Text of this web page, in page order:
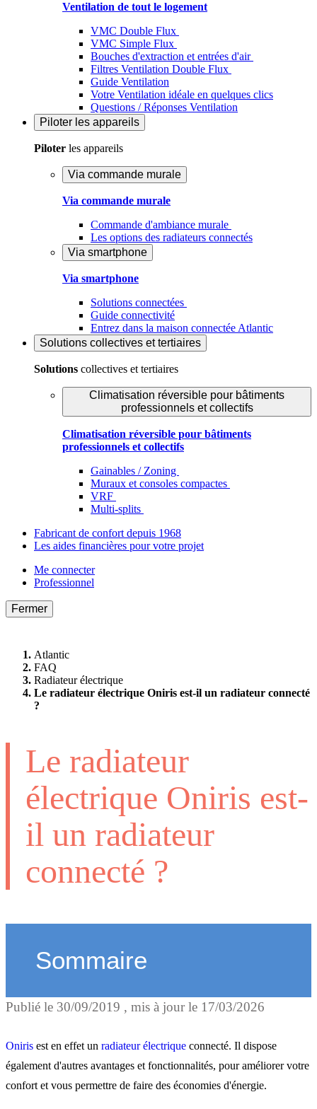
Ventilation de tout le logement
VMC Double Flux
VMC Simple Flux
Bouches d'extraction et entrées d'air
Filtres Ventilation Double Flux
Guide Ventilation
Votre Ventilation idéale en quelques clics
Questions / Réponses Ventilation
Piloter les appareils
Piloter les appareils
Via commande murale
Via commande murale
Commande d'ambiance murale
Les options des radiateurs connectés
Via smartphone
Via smartphone
Solutions connectées
Guide connectivité
Entrez dans la maison connectée Atlantic
Solutions collectives et tertiaires
Solutions collectives et tertiaires
Climatisation réversible pour bâtiments
professionnels et collectifs
Climatisation réversible pour bâtiments
professionnels et collectifs
Gainables / Zoning
Muraux et consoles compactes
VRF
Multi-splits
Fabricant de confort depuis 1968
Les aides financières pour votre projet
Me connecter
Professionnel
Fermer
Atlantic
FAQ
Radiateur électrique
Le radiateur électrique Oniris est-il un radiateur connecté
?
Le radiateur
électrique Oniris est-
il un radiateur
connecté ?
Sommaire
Oniris, un radiateur
Oniris, un radiateur
intelligent
Publié le 30/09/2019 , mis à jour le 17/03/2026
Oniris est en effet un radiateur électrique connecté. Il dispose
également d'autres avantages et fonctionnalités, pour améliorer votre
confort et vous permettre de faire des économies d'énergie.